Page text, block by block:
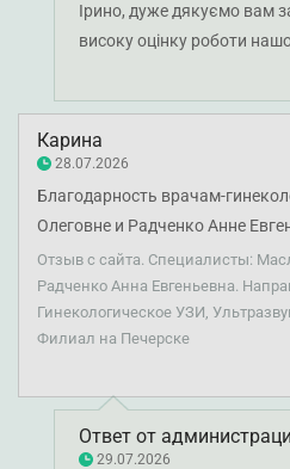
Ірино, дуже дякуємо вам
високу оцінку роботи
приємно, що візит до
діагностики Артура
позитивні враження, а
високому рівні. Бажаємо
Карина
28.07.2026
Благодарность врачам-
Олеговне и Радченко Анне
искреннюю и безграничную
гинекологам за высокий
компетентность,
пациентам. Благодарю Вас за
человечность и
чрезвычайно важной работе.
внимательность к каждой
вызывают искреннее уважение
Отзыв с сайта. Специалисты:
Радченко Анна Евгеньевна.
Гинекологическое УЗИ,
Филиал на Печерске
Ответ от
29.07.2026